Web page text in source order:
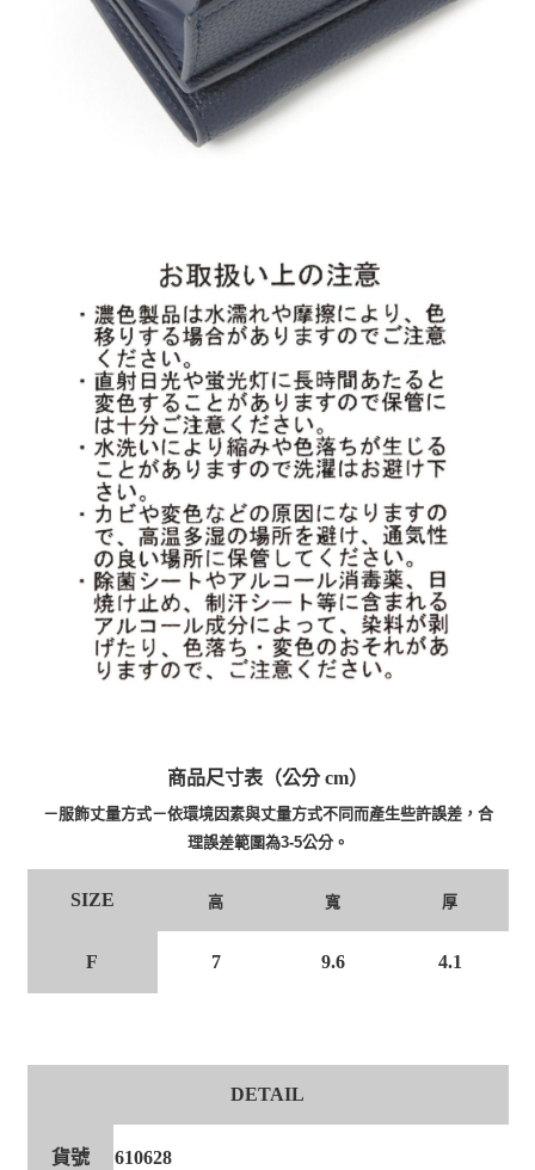
商品尺寸表（公分 cm）
－服飾丈量方式－依環境因素與丈量方式不同而產生些許誤差，合
理誤差範圍為3-5公分。
SIZE 高 寬 厚
F 7 9.6 4.1
DETAIL
貨號 610628